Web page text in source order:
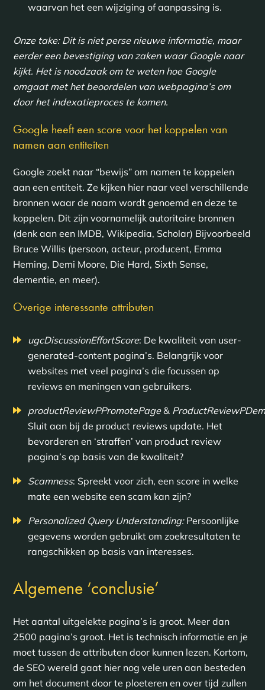
waarvan het een wijziging of aanpassing is.
Onze take: Dit is niet perse nieuwe informatie, maar
eerder een bevestiging van zaken waar Google naar
kijkt. Het is noodzaak om te weten hoe Google
omgaat met het beoordelen van webpagina’s om
door het indexatieproces te komen.
Google heeft een score voor het koppelen van
namen aan entiteiten
Google zoekt naar “bewijs” om namen te koppelen
aan een entiteit. Ze kijken hier naar veel verschillende
bronnen waar de naam wordt genoemd en deze te
koppelen. Dit zijn voornamelijk autoritaire bronnen
(denk aan een IMDB, Wikipedia, Scholar) Bijvoorbeeld
Bruce Willis (persoon, acteur, producent, Emma
Heming, Demi Moore, Die Hard, Sixth Sense,
dementie, en meer).
Overige interessante attributen
ugcDiscussionEffortScore: De kwaliteit van user-
generated-content pagina’s. Belangrijk voor
websites met veel pagina’s die focussen op
reviews en meningen van gebruikers.
productReviewPPromotePage&
Sluit aan bij de product reviews update. Het
bevorderen en ‘straffen’ van product review
pagina’s op basis van de kwaliteit?
Scamness: Spreekt voor zich, een score in welke
mate een website een scam kan zijn?
Personalized Query Understanding:Persoonlijke
gegevens worden gebruikt om zoekresultaten te
rangschikken op basis van interesses.
Algemene ‘conclusie’
Het aantal uitgelekte pagina’s is groot. Meer dan
2500 pagina’s groot. Het is technisch informatie en je
moet tussen de attributen door kunnen lezen. Kortom,
de SEO wereld gaat hier nog vele uren aan besteden
om het document door te ploeteren en over tijd zullen